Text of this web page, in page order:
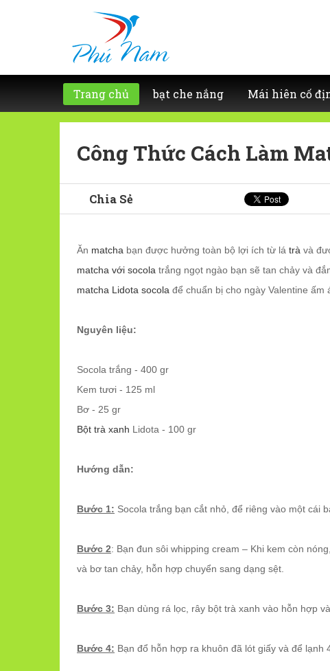
Trang chủ bạt che nắng Mái hiên cố
Công Thức Cách Làm
Chia Sẻ
Ăn matcha bạn được hưởng toàn bộ lợi ích từ lá trà và
matcha với socola trắng ngọt ngào bạn sẽ tan chảy và
matcha Lidota socola để chuẩn bị cho ngày Valentine ấm
Nguyên liệu:
Socola trắng - 400 gr
Kem tươi - 125 ml
Bơ - 25 gr
Bột trà xanh Lidota - 100 gr
Hướng dẫn:
Bước 1: Socola trắng bạn cắt nhỏ, để riêng vào một cái
Bước 2: Bạn đun sôi whipping cream – Khi kem còn
và bơ tan chảy, hỗn hợp chuyển sang dạng sệt.
Bước 3: Bạn dùng rá lọc, rây bột trà xanh vào hỗn hợp
Bước 4: Bạn đổ hỗn hợp ra khuôn đã lót giấy và để lạnh